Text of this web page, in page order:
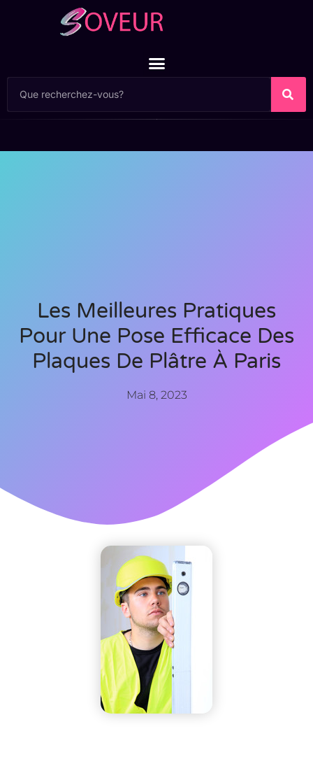
Les Meilleures Pratiques
Pour Une Pose Efficace Des
Plaques De Plâtre À Paris
Mai 8, 2023